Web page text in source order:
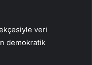
veri
demokratik